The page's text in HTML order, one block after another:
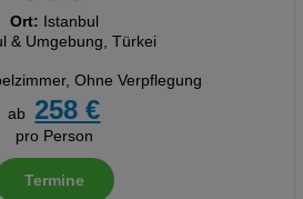
Ort: Istanbul
& Umgebung, Türkei
Ohne Verpflegung
ab
258 €
pro Person
Termine